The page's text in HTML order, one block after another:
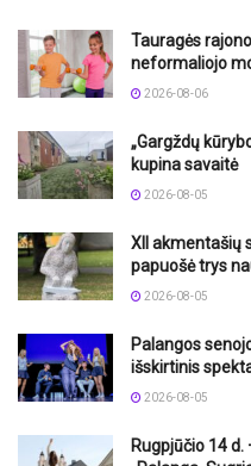
Tauragės
neformaliojo
2026-08-06
„Gargždų
kupina savaitė
2026-08-05
XII akmentašių
papuošė trys
2026-08-05
Palangos
išskirtinis
2026-08-05
Rugpjūčio 14